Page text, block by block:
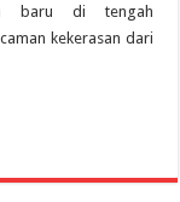
baru di tengah
kekerasan dari